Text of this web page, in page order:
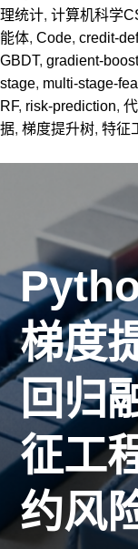
理统计, 计算机科学
能体, Code, credit-
GBDT, gradient-
stage, multi-stage-
RF, risk-prediction,
据, 梯度提升树, 特征
梯度
回归
征工
约风